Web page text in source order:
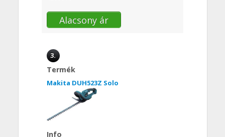
Alacsony ár
3.
Termék
Makita DUH523Z Solo
Info